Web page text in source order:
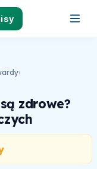
›
zdrowe?